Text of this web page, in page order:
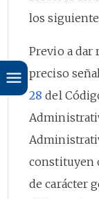
los
Previo a dar
preciso
28 del
constituyen
de carácter